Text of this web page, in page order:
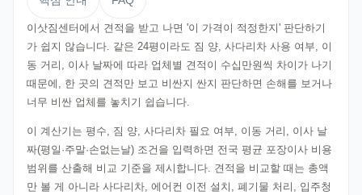
이삿짐센터에서 견적을 받고 나면 '이 가격이 적정한지' 판단하기
가 쉽지 않습니다. 같은 24평이라도 짐 양, 사다리차 사용 여부, 이
동 거리, 이사 날짜에 따라 업체별 견적이 수십만원씩 차이가 나기
때문에, 한 곳의 견적만 보고 비싼지 싼지 판단하면 손해를 보거나
너무 비싼 업체를 놓치기 쉽습니다.
이 계산기는 평수, 짐 양, 사다리차 필요 여부, 이동 거리, 이사 날
짜(평일·주말·손없는날) 조건을 입력하면 전국 평균 포장이사 비용
범위를 산출해 비교 기준을 제시합니다. 견적을 비교할 때는 총액
만 볼 게 아니라 사다리차, 에어컨 이전 설치, 폐기물 처리, 입주청